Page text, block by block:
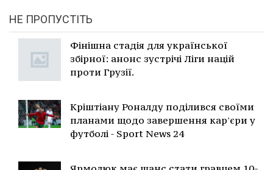
НЕ ПРОПУСТІТЬ
Фінішна стадія для української
збірної: анонс зустрічі Ліги націй
проти Грузії.
Кріштіану Роналду поділився своїми
планами щодо завершення кар'єри у
футболі - Sport News 24